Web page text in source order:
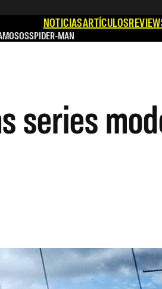
NOTICIASARTÍCULOS
SPIDER-MAN
series